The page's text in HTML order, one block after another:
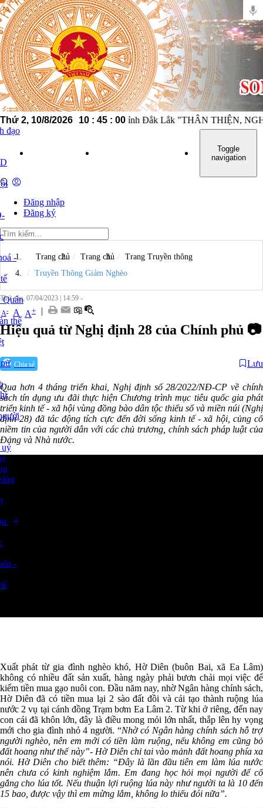
Thứ 2, 10/8/2026 10 : 45 : 01
lao động xã Sông Hinh, tỉnh Đắk Lắk "THÂN THIỆN, NGHĨA
VĂN BẢN
Toggle
navigation
đạo
-
Quân
thể
uỷ
-
Đăng nhập
Đăng ký
Trang chủ Trang chủ
Trang Truyền thông
Truyền Thông Giảm Nghèo
Thứ sáu, 07/04/2023
14:59 -
A- A A+ |
Hiệu quả từ Nghị định 28 của Chính phủ 📷
Chia sẻ Lưu
Qua hơn 4 tháng triển khai, Nghị định số 28/2022/NĐ-CP về chính
sách tín dụng ưu đãi thực hiện Chương trình mục tiêu quốc gia phát
triển kinh tế - xã hội vùng đồng bào dân tộc thiểu số và miền núi (Nghị
định 28) đã tác động tích cực đến đời sống kinh tế - xã hội, củng cố
niềm tin của người dân với các chủ trương, chính sách pháp luật của
Đảng và Nhà nước.
Xuất phát từ gia đình nghèo khó, Hờ Diên (buôn Bai, xã Ea Lâm)
không có nhiều đất sản xuất, hàng ngày phải bươn chải mọi việc để
kiếm tiền mua gạo nuôi con. Đầu năm nay, nhờ Ngân hàng chính sách,
Hờ Diên đã có tiền mua lại 2 sào đất đồi và cải tạo thành ruộng lúa
nước 2 vụ tại cánh đồng Trạm bơm Ea Lâm 2. Từ khi ở riêng, đến nay
con cái đã khôn lớn, đây là điều mong mỏi lớn nhất, thắp lên hy vọng
mới cho gia đình nhỏ 4 người. “Nhờcó Ngân hàng chính sách hỗ trợ
người nghèo, nên em mới có tiền làm ruộng, nếu không em cũng bỏ
đất hoang như thế này”- Hờ Diên chỉ tai vào mảnh đất hoang phía xa
nói. Hờ Diên cho biết thêm: “Đây là lần đầu tiên em làm lúa nước
nên chưa có kinh nghiệm lắm. Em đang học hỏi mọi người để cố
gắng cho lúa tốt. Nếu thuận lợi ruộng lúa này như người ta là 10 đến
15 bao, được vậy thì em mừng lắm, không lo thiếu đói nữa”.